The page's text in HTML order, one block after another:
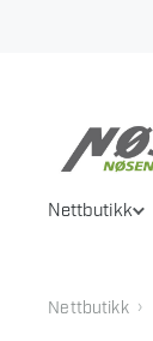
Nettbutikk
Nettbutikk ›